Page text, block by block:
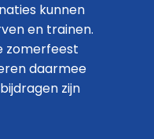
kunnen
en trainen.
zomerfeest
daarmee
zijn